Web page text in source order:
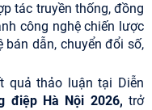
tác truyền thống, đồng
công nghệ chiến lược
bán dẫn, chuyển đổi số,
quả thảo luận tại Diễn
điệp Hà Nội 2026, trở